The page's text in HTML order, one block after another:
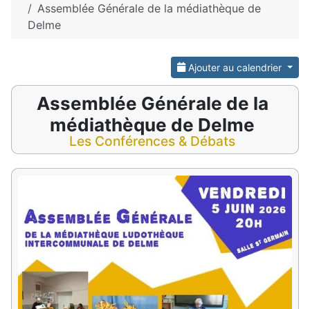
Assemblée Générale de la médiathèque de
Delme
Ajouter au calendrier
Assemblée Générale de la
médiathèque de Delme
Les Conférences & Débats